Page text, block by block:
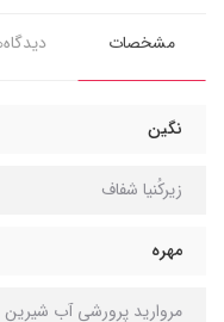
مشخصات
نگین
زیرکُنیا شفاف
مهره
مروارید پرورشی آب شیرین